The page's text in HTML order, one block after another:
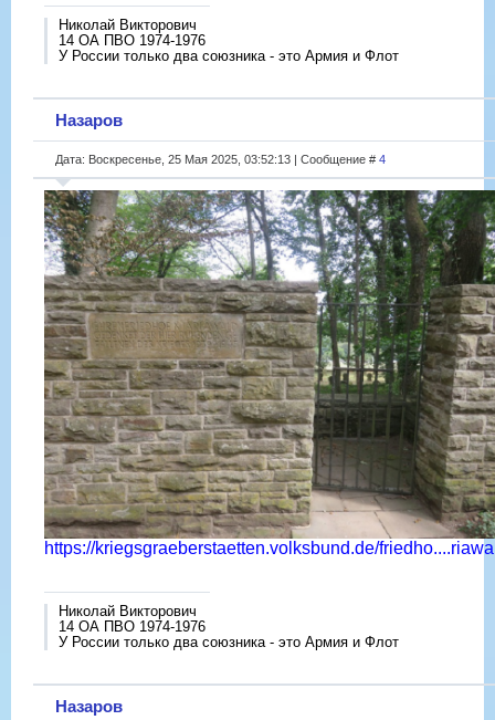
Николай Викторович
14 ОА ПВО 1974-1976
У России только два союзника - это Армия и Флот
Назаров
Дата: Воскресенье, 25 Мая 2025, 03:52:13 | Сообщение # 4
https://kriegsgraeberstaetten.volksbund.de/
Николай Викторович
14 ОА ПВО 1974-1976
У России только два союзника - это Армия и Флот
Назаров